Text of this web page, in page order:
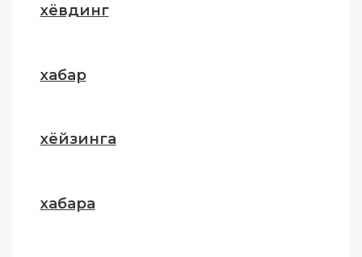
хёвдинг
хабар
хёйзинга
хабара